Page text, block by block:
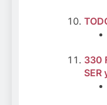
330
SER